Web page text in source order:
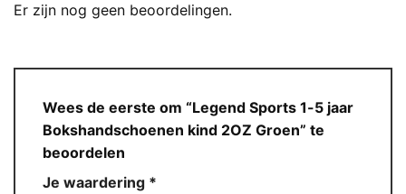
Er zijn nog geen beoordelingen.
Wees de eerste om “Legend Sports 1-5 jaar
Bokshandschoenen kind 2OZ Groen” te
beoordelen
Je waardering *